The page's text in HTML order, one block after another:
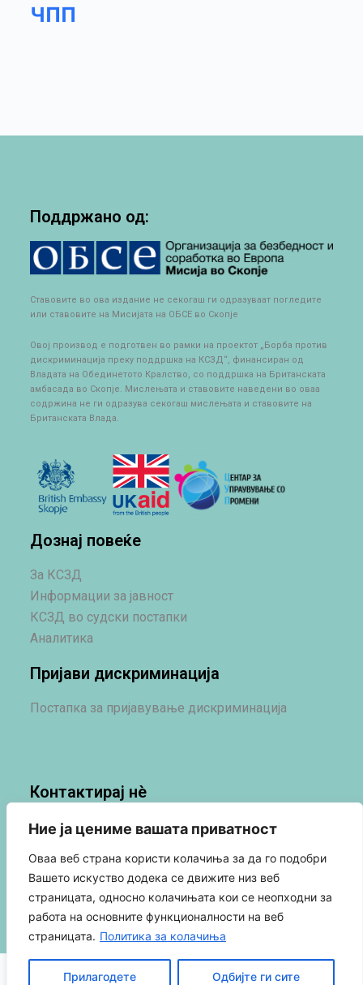
Ние ја цениме вашата приватност
Оваа веб страна користи колачиња за да го подобри
Вашето искуство додека се движите низ веб
страницата, односно колачињата кои се неопходни за
работа на основните функционалности на веб
страницата. Политика за колачиња
Прилагодете Одбијте ги сите
ЧПП
Поддржано од:
Ставовите во ова издание не секогаш ги одразуваат погледите
или ставовите на Мисијата на ОБСЕ во Скопје
Овој производ е подготвен во рамки на проектот „Борба против
дискриминација преку поддршка на КСЗД“, финансиран од
Владата на Обединетото Кралство, со поддршка на Британската
амбасада во Скопје. Мислењата и ставовите наведени во оваа
содржина не ги одразува секогаш мислењата и ставовите на
Британската Влада.
Дознај повеќе
За КСЗД
Информации за јавност
КСЗД во судски постапки
Аналитика
Пријави дискриминација
Постапка за пријавување дискриминација
Контактирај нè
Контакт
Социјални Мрежи
Политика за приватност